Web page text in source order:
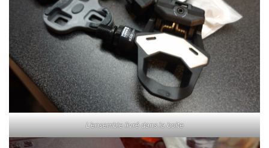
L’ensemble livré dans la boite